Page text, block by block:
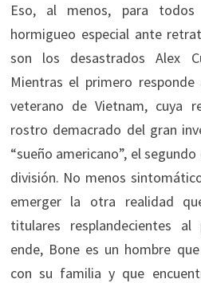
Eso, al menos, para
hormigueo especial ante
son los desastrados Alex
Mientras el primero
veterano de Vietnam, cuya
rostro demacrado del gran
“sueño americano”, el
división. No menos
emerger la otra realidad
titulares resplandecientes al
ende, Bone es un hombre
con su familia y que